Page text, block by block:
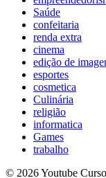
Saúde
confeitaria
renda extra
cinema
edição de
esportes
cosmetica
Culinária
religião
informatica
Games
trabalho
© 2026 Youtube